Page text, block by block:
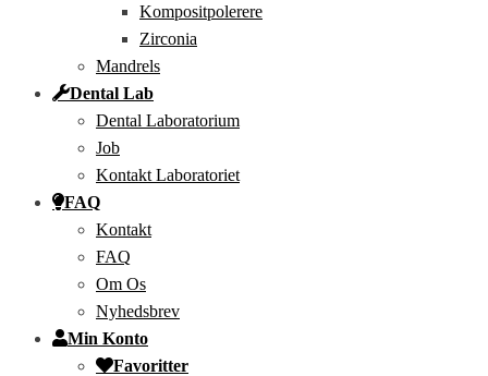
Kompositpolerere
Zirconia
Mandrels
Dental Lab
Dental Laboratorium
Job
Kontakt Laboratoriet
FAQ
Kontakt
FAQ
Om Os
Nyhedsbrev
Min Konto
Favoritter